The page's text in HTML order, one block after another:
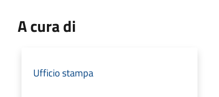
A cura di
Ufficio stampa